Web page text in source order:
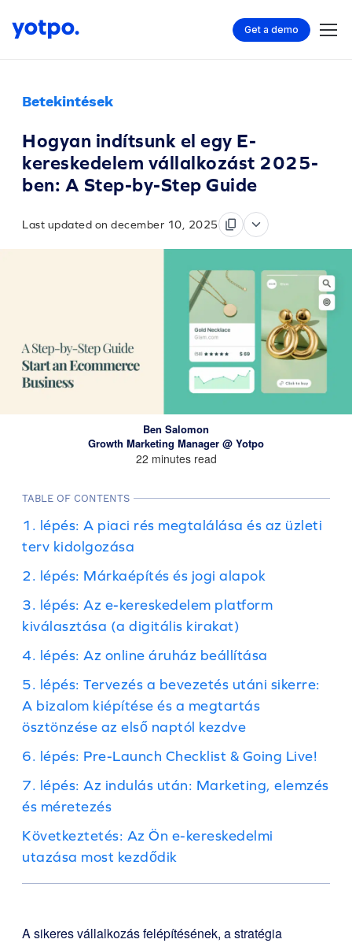
Get a demo
Betekintések
Hogyan indítsunk el egy E-
kereskedelem vállalkozást 2025-
ben: A Step-by-Step Guide
Last updated on december 10, 2025
Ben Salomon
Growth Marketing Manager @ Yotpo
22 minutes read
TABLE OF CONTENTS
1. lépés: A piaci rés megtalálása és az üzleti
terv kidolgozása
2. lépés: Márkaépítés és jogi alapok
3. lépés: Az e-kereskedelem platform
kiválasztása (a digitális kirakat)
4. lépés: Az online áruház beállítása
5. lépés: Tervezés a bevezetés utáni sikerre:
A bizalom kiépítése és a megtartás
ösztönzése az első naptól kezdve
6. lépés: Pre-Launch Checklist & Going Live!
7. lépés: Az indulás után: Marketing, elemzés
és méretezés
Következtetés: Az Ön e-kereskedelmi
utazása most kezdődik
A sikeres vállalkozás felépítésének, a stratégia